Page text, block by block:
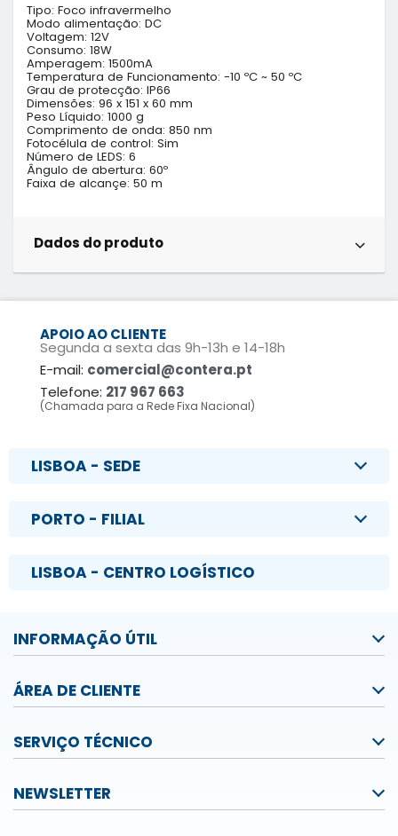
Tipo: Foco infravermelho
Modo alimentação: DC
Voltagem: 12V
Consumo: 18W
Amperagem: 1500mA
Temperatura de Funcionamento: -10 ºC ~ 50 ºC
Grau de protecção: IP66
Dimensões: 96 x 151 x 60 mm
Peso Líquido: 1000 g
Comprimento de onda: 850 nm
Fotocélula de control: Sim
Número de LEDS: 6
Ângulo de abertura: 60º
Faixa de alcançe: 50 m
Dados do produto
APOIO AO CLIENTE
Segunda a sexta das 9h-13h e 14-18h
E-mail: comercial@contera.pt
Telefone: 217 967 663
(Chamada para a Rede Fixa Nacional)
LISBOA - SEDE
PORTO - FILIAL
LISBOA - CENTRO LOGÍSTICO
INFORMAÇÃO ÚTIL
ÁREA DE CLIENTE
SERVIÇO TÉCNICO
NEWSLETTER